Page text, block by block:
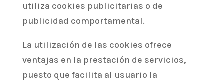
utiliza cookies publicitarias o de
publicidad comportamental.
La utilización de las cookies ofrece
ventajas en la prestación de servicios,
puesto que facilita al usuario la